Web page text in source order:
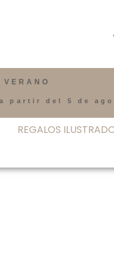
partir del 5 de
REGALOS